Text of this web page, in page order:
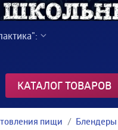
КАТАЛОГ ТОВАРОВ
пищи Блендеры